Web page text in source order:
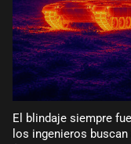
El blindaje siempre
los ingenieros